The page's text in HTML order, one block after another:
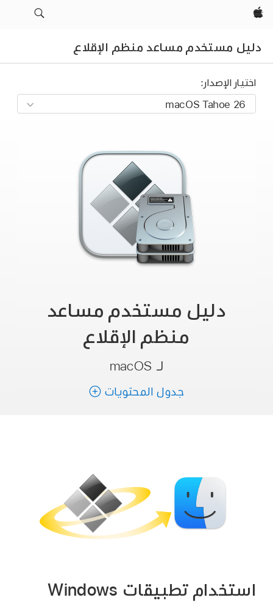
Apple‏
دليل مستخدم مساعد منظم الإقلاع
اختيار الإصدار:
دليل مستخدم مساعد
منظم الإقلاع
لـ macOS
جدول المحتويات
استخدام تطبيقات Windows